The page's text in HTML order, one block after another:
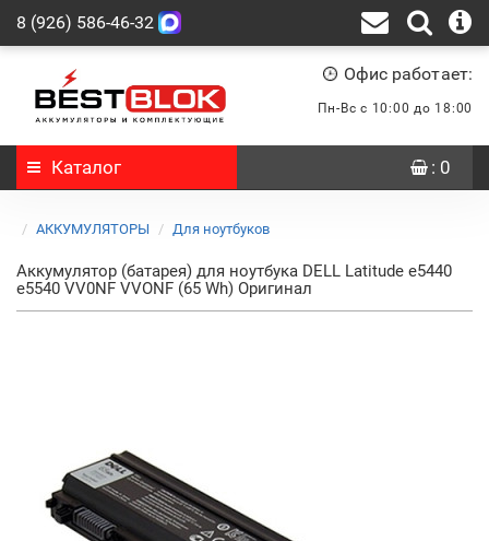
8 (926) 586-46-32
Офис работает:
Пн-Вс с 10:00 до 18:00
Каталог : 0
АККУМУЛЯТОРЫ Для ноутбуков
Аккумулятор (батарея) для ноутбука DELL Latitude e5440
e5540 VV0NF VVONF (65 Wh) Оригинал